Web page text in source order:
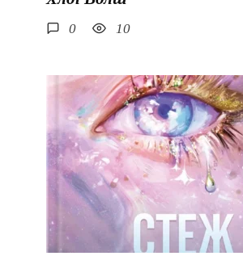
0 10